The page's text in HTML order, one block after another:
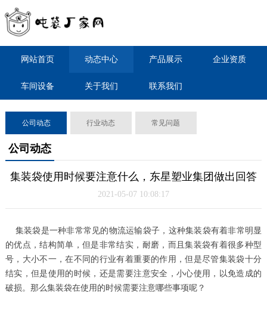
网站首页 动态中心 产品展示 企业资质
车间设备 关于我们 联系我们
公司动态 行业动态 常见问题
公司动态
集装袋使用时候要注意什么，东星塑业集团做出回答
2021-05-07 10:08:17
集装袋是一种非常常见的物流运输袋子，这种集装袋有着非常明显
的优点，结构简单，但是非常结实，耐磨，而且集装袋有着很多种型
号，大小不一，在不同的行业有着重要的作用，但是尽管集装袋十分
结实，但是使用的时候，还是需要注意安全，小心使用，以免造成的
破损。那么集装袋在使用的时候需要注意哪些事项呢？